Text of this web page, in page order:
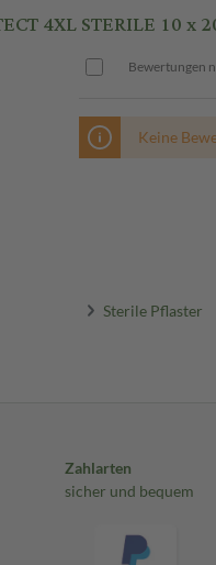
4XL STERILE 10 x
Bewertungen
Keine
Sterile Pflaster
Zahlarten
sicher und bequem